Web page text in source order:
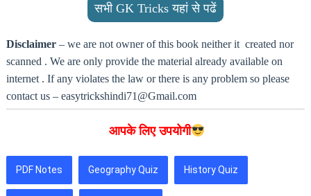
सभी GK Tricks यहां से पढें
Disclaimer– we are not owner of this book neither it created nor
scanned . We are only provide the material already available on
internet . If any violates the law or there is any problem so please
contact us – easytrickshindi71@Gmail.com
आपके लिए उपयोगी
PDF Notes Geography Quiz History Quiz